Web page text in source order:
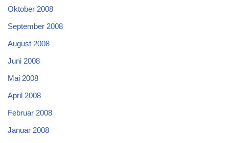
Oktober 2008
September 2008
August 2008
Juni 2008
Mai 2008
April 2008
Februar 2008
Januar 2008